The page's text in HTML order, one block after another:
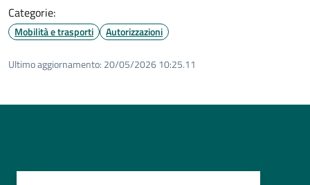
Categorie:
Mobilità e trasporti Autorizzazioni
Ultimo aggiornamento: 20/05/2026 10:25.11